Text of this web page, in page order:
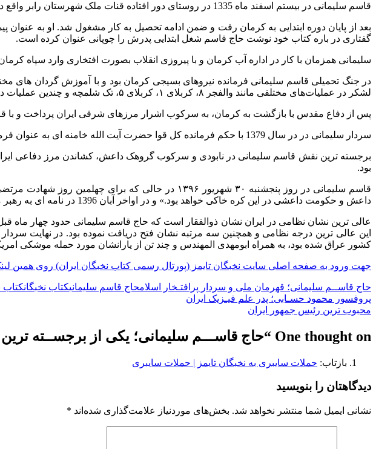
قاسم سلیمانی در بیستم اسفند ماه 1335 در روستای دور افتاده قنات ملک شهرستان رابر واقع در استان کرمان به دنیا آمد.
بعد از پایان دوره ابتدایی به کرمان رفت و ضمن ادامه تحصیل به کار مشغول شد. او به عنوان
گفتاری در باره کتاب خود نوشت حاج قاسم شغل ابتدایی پدرش را چوپانی عنوان کرده است.
سلیمانی همزمان با کار در اداره آب کرمان و با پیروزی انقلاب بصورت افتخاری وارد سپاه
لشکر در عملیات‌های مختلفی مانند والفجر ۸، کربلای ۱، کربلای ۵، تک شلمچه و چندین عملیات دیگر نقش موثری داشت و بسیار موفق عمل کرد.
پس از دفاع مقدس با بازگشت به کرمان، به سرکوب اشرار مرزهای شرقی ایران پرداخت و با
سردار سلیمانی در در سال 1379 با حکم فرمانده کل قوا حضرت آیت الله خامنه ای به عنوان فرمانده نیروی قدس سپاه منصوب شد.
برجسته ترین نقش قاسم سلیمانی در نابودی و سرکوب گروهک داعش، کشاندن مرز دفاعی
بود.
قاسم سلیمانی در روز پنجشنبه ۳۰ شهریور ۱۳۹۶ در
داعش و حکومت داعشی در این کره خاکی خواهد بود.» و در اواخر آبان 1396 در نامه ای به رهبر معظم انقلاب با اشاره به «اتمام عملیات آزادسازی بو کمال» پایان داعش را اعلام نموده و تبریک گفت.
کشور عراق شده بود، به همراه ابومهدی المهندس و چند تن از یارانشان مورد حمله موشکی
جهت ورود به صفحه اصلی سایت نخبگان تایمز (پورتال رسمی کتاب نخبگان ایران) روی همین
حاج قاســم سلیمانی؛ قهرمان ملی و سردار پرافتـخار اسلامحاج قاسم سلیمانیکتاب نخبگانکتاب
راهبری
نوشته
پروفسور محمود حسـابی؛ پدر علم فیـزیک ایران
محبوب ترین رئیس جمهور ایران
One thought on “ حاج قاســـم سلیمانی؛ یکی از برجســته
بازتاب: حملات سایبری به نخبگان تایمز | حملات سایبری
دیدگاهتان را بنویسید
نشانی ایمیل شما منتشر نخواهد شد. بخش‌های موردنیاز علامت‌گذاری شده‌اند *